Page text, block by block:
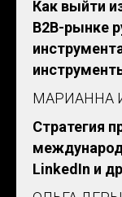
Как выйти
B2B-рынке
МАРИАННА
Стратегия
LinkedIn и